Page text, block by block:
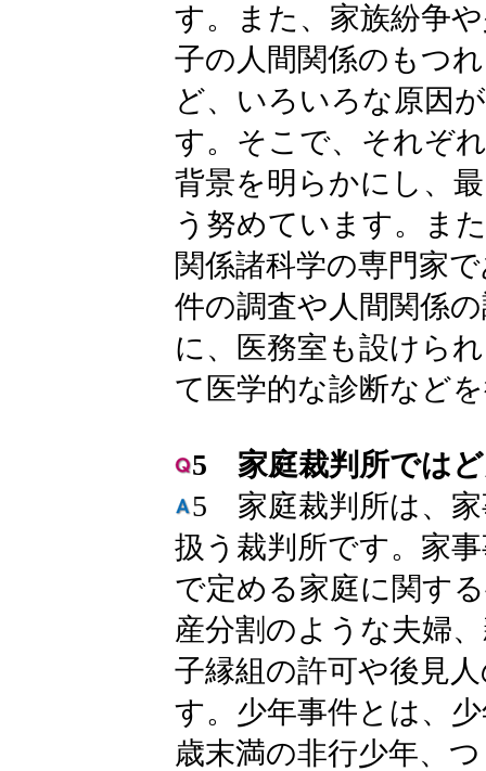
す。また、家族紛争
子の人間関係のもつ
ど、いろいろな原因
す。そこで、それぞ
背景を明らかにし、
う努めています。ま
関係諸科学の専門家
件の調査や人間関係
に、医務室も設けら
て医学的な診断など
5 家庭裁判所では
5 家庭裁判所は、家
扱う裁判所です。家
で定める家庭に関す
産分割のような夫婦
子縁組の許可や後見
す。少年事件とは、
歳末満の非行少年、